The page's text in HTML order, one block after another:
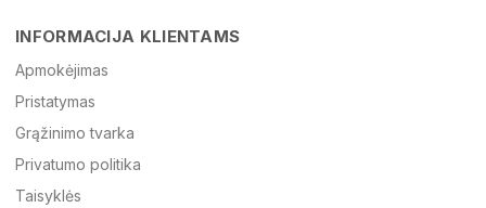
INFORMACIJA KLIENTAMS
Apmokėjimas
Pristatymas
Grąžinimo tvarka
Privatumo politika
Taisyklės